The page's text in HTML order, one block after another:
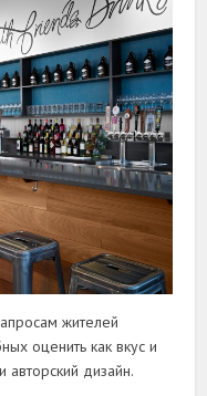
жителей
оценить как вкус и
авторский дизайн.